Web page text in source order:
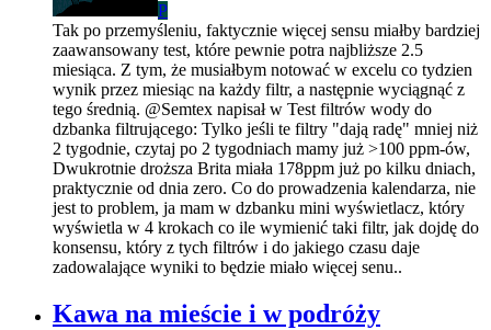
P
Tak po przemyśleniu, faktycznie więcej sensu miałby bardziej
zaawansowany test, które pewnie potra najbliższe 2.5
miesiąca. Z tym, że musiałbym notować w excelu co tydzien
wynik przez miesiąc na każdy filtr, a następnie wyciągnąć z
tego średnią. @Semtex napisał w Test filtrów wody do
dzbanka filtrującego: Tylko jeśli te filtry "dają radę" mniej niż
2 tygodnie, czytaj po 2 tygodniach mamy już >100 ppm-ów,
Dwukrotnie droższa Brita miała 178ppm już po kilku dniach,
praktycznie od dnia zero. Co do prowadzenia kalendarza, nie
jest to problem, ja mam w dzbanku mini wyświetlacz, który
wyświetla w 4 krokach co ile wymienić taki filtr, jak dojdę do
konsensu, który z tych filtrów i do jakiego czasu daje
zadowalające wyniki to będzie miało więcej senu..
Kawa na mieście i w podróży